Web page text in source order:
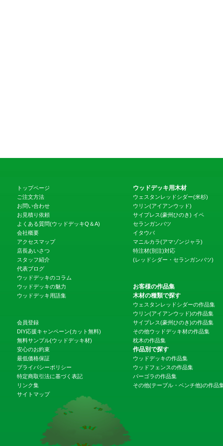
トップページ
ご注文方法
お問い合わせ
お見積り依頼
よくある質問(ウッドデッキQ＆A)
会社概要
アクセスマップ
店長あいさつ
スタッフ紹介
代表ブログ
ウッドデッキのコラム
ウッドデッキの魅力
ウッドデッキ用語集
会員登録
DIY応援キャンペーン(カット無料)
無料サンプル(ウッドデッキ材)
安心のお約束
最低価格保証
プライバシーポリシー
特定商取引法に基づく表記
リンク集
サイトマップ
ウッドデッキ用木材
ウェスタンレッドシダー(米杉)
ウリン(アイアンウッド)
サイプレス(豪州ひのき) イペ
セランガンバツ
イタウバ
マニルカラ(アマゾンジャラ)
特注材(別注)対応
(レッドシダー・セランガンバツ)
お客様の作品集
木材の種類で探す
ウェスタンレッドシダーの作品集
ウリン(アイアンウッド)の作品集
サイプレス(豪州ひのき)の作品集
その他ウッドデッキ材の作品集
枕木の作品集
作品別で探す
ウッドデッキの作品集
ウッドフェンスの作品集
パーゴラの作品集
その他(テーブル・ベンチ他)の作品